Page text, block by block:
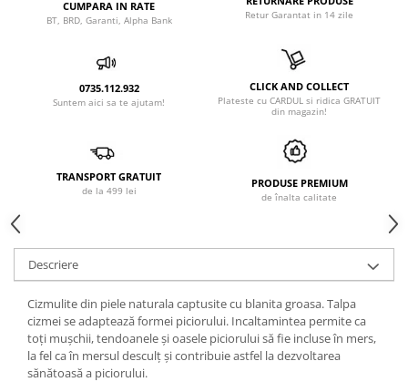
CUMPARA IN RATE
BT, BRD, Garanti, Alpha Bank Retur Garantat in 14 zile
0735.112.932
Suntem aici sa te ajutam!
CLICK AND COLLECT
Plateste cu CARDUL si ridica GRATUIT
din magazin!
TRANSPORT GRATUIT
de la 499 lei
PRODUSE PREMIUM
de înalta calitate
Descriere
Cizmulite din piele naturala captusite cu blanita groasa. Talpa
cizmei se adaptează formei piciorului. Incaltamintea permite ca
toți mușchii, tendoanele și oasele piciorului să fie incluse în mers,
la fel ca în mersul desculț și contribuie astfel la dezvoltarea
sănătoasă a piciorului.